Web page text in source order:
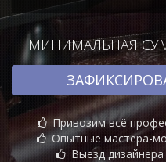
МИНИМАЛЬНАЯ
Привозим всё
Опытные мастера-
Выезд